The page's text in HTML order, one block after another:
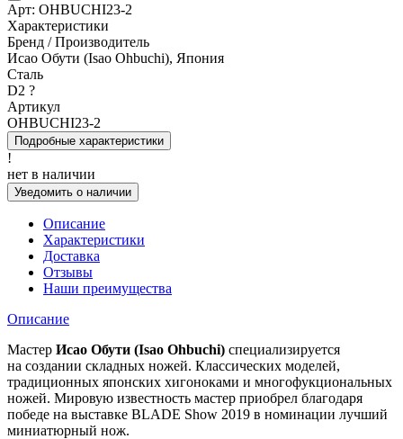
Арт: OHBUCHI23-2
Характеристики
Бренд / Производитель
Исао Обути (Isao Ohbuchi), Япония
Сталь
D2 ?
Артикул
OHBUCHI23-2
Подробные характеристики
!
нет в наличии
Уведомить о наличии
Описание
Характеристики
Доставка
Отзывы
Наши преимущества
Описание
Мастер Исао Обути (Isao Ohbuchi) специализируется
на создании складных ножей. Классических моделей,
традиционных японских хигоноками и многофукциональных
ножей. Мировую известность мастер приобрел благодаря
победе на выставке BLADE Show 2019 в номинации лучший
миниатюрный нож.